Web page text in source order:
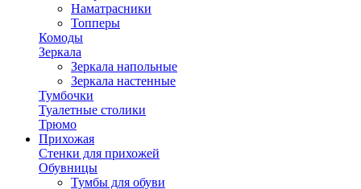
Наматрасники
Топперы
Комоды
Зеркала
Зеркала напольные
Зеркала настенные
Тумбочки
Туалетные столики
Трюмо
Прихожая
Стенки для прихожей
Обувницы
Тумбы для обуви